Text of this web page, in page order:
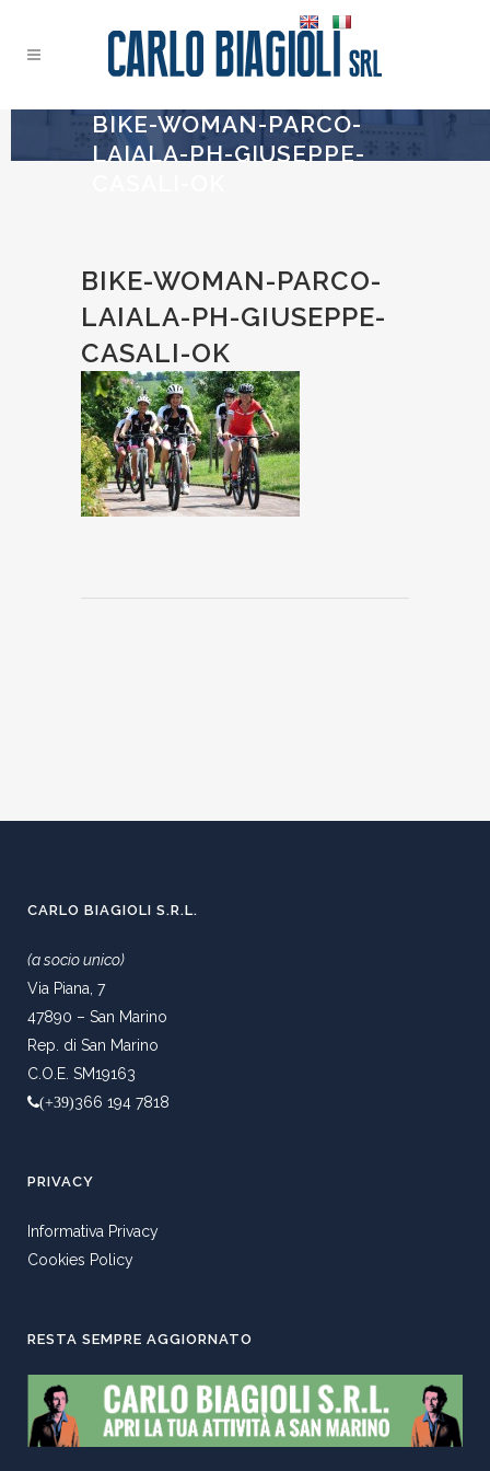
BIKE-WOMAN-PARCO-
LAIALA-PH-GIUSEPPE-
BIKE-WOMAN-PARCO-
LAIALA-PH-GIUSEPPE-
CASALI-OK
CARLO BIAGIOLI S.R.L.
(a socio unico)
Via Piana, 7
47890 – San Marino
Rep. di San Marino
C.O.E. SM19163
(+39)366 194 7818
PRIVACY
Informativa Privacy
Cookies Policy
RESTA SEMPRE AGGIORNATO